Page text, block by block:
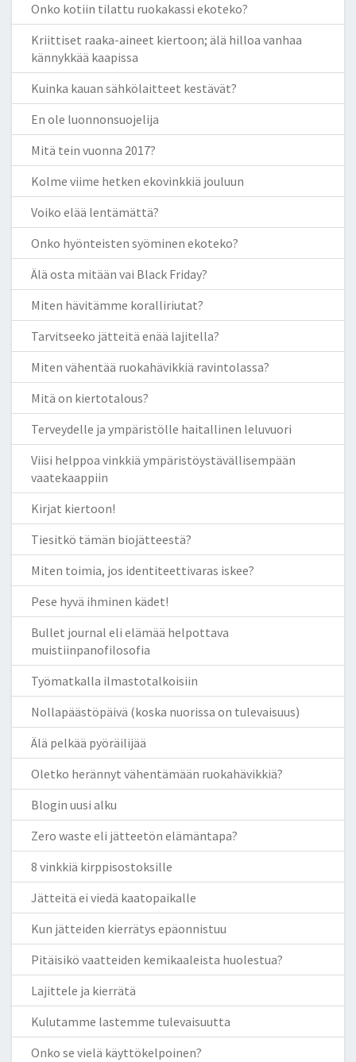
Onko kotiin tilattu ruokakassi ekoteko?
Kriittiset raaka-aineet kiertoon; älä hilloa vanhaa
kännykkää kaapissa
Kuinka kauan sähkölaitteet kestävät?
En ole luonnonsuojelija
Mitä tein vuonna 2017?
Kolme viime hetken ekovinkkiä jouluun
Voiko elää lentämättä?
Onko hyönteisten syöminen ekoteko?
Älä osta mitään vai Black Friday?
Miten hävitämme koralliriutat?
Tarvitseeko jätteitä enää lajitella?
Miten vähentää ruokahävikkiä ravintolassa?
Mitä on kiertotalous?
Terveydelle ja ympäristölle haitallinen leluvuori
Viisi helppoa vinkkiä ympäristöystävällisempään
vaatekaappiin
Kirjat kiertoon!
Tiesitkö tämän biojätteestä?
Miten toimia, jos identiteettivaras iskee?
Pese hyvä ihminen kädet!
Bullet journal eli elämää helpottava
muistiinpanofilosofia
Työmatkalla ilmastotalkoisiin
Nollapäästöpäivä (koska nuorissa on tulevaisuus)
Älä pelkää pyöräilijää
Oletko herännyt vähentämään ruokahävikkiä?
Blogin uusi alku
Zero waste eli jätteetön elämäntapa?
8 vinkkiä kirppisostoksille
Jätteitä ei viedä kaatopaikalle
Kun jätteiden kierrätys epäonnistuu
Pitäisikö vaatteiden kemikaaleista huolestua?
Lajittele ja kierrätä
Kulutamme lastemme tulevaisuutta
Onko se vielä käyttökelpoinen?